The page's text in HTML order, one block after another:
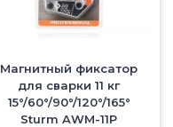
Магнитный фиксатор
для сварки 11 кг
15°/60°/90°/120°/165°
Sturm AWM-11P